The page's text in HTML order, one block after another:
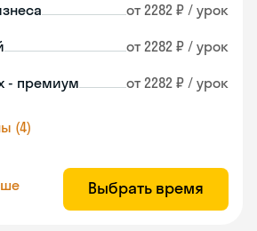
от 2282 ₽ / урок
от 2282 ₽ / урок
- премиум от 2282 ₽ / урок
(4)
Выбрать время